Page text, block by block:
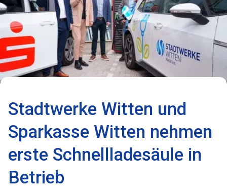
Stadtwerke Witten und
Sparkasse Witten nehmen
erste Schnellladesäule in
Betrieb